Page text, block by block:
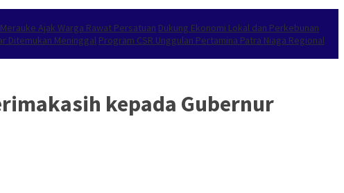
Ajak Warga Rawat Persatuan Dukung Ekonomi Lokal dan Perkebunan
Ditemukan Meninggal Program CSR Unggulan Pertamina Patra Niaga Regional
kepada Gubernur